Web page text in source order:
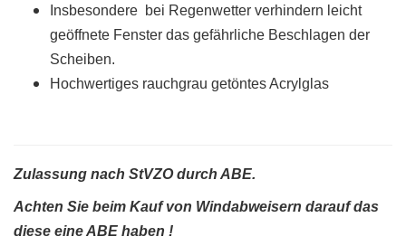
Insbesondere bei Regenwetter verhindern leicht
geöffnete Fenster das gefährliche Beschlagen der
Scheiben.
Hochwertiges rauchgrau getöntes Acrylglas
Zulassung nach StVZO durch ABE.
Achten Sie beim Kauf von Windabweisern darauf das
diese eine ABE haben !